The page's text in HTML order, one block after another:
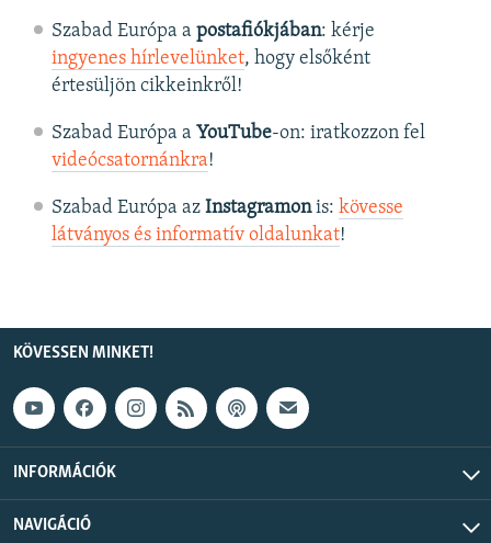
Szabad Európa a postafiókjában: kérje
ingyenes hírlevelünket, hogy elsőként
értesüljön cikkeinkről!
Szabad Európa a YouTube-on: iratkozzon fel
videócsatornánkra!
Szabad Európa az Instagramonis: kövesse
látványos és informatív oldalunkat! ​
KÖVESSEN MINKET!
INFORMÁCIÓK
NAVIGÁCIÓ